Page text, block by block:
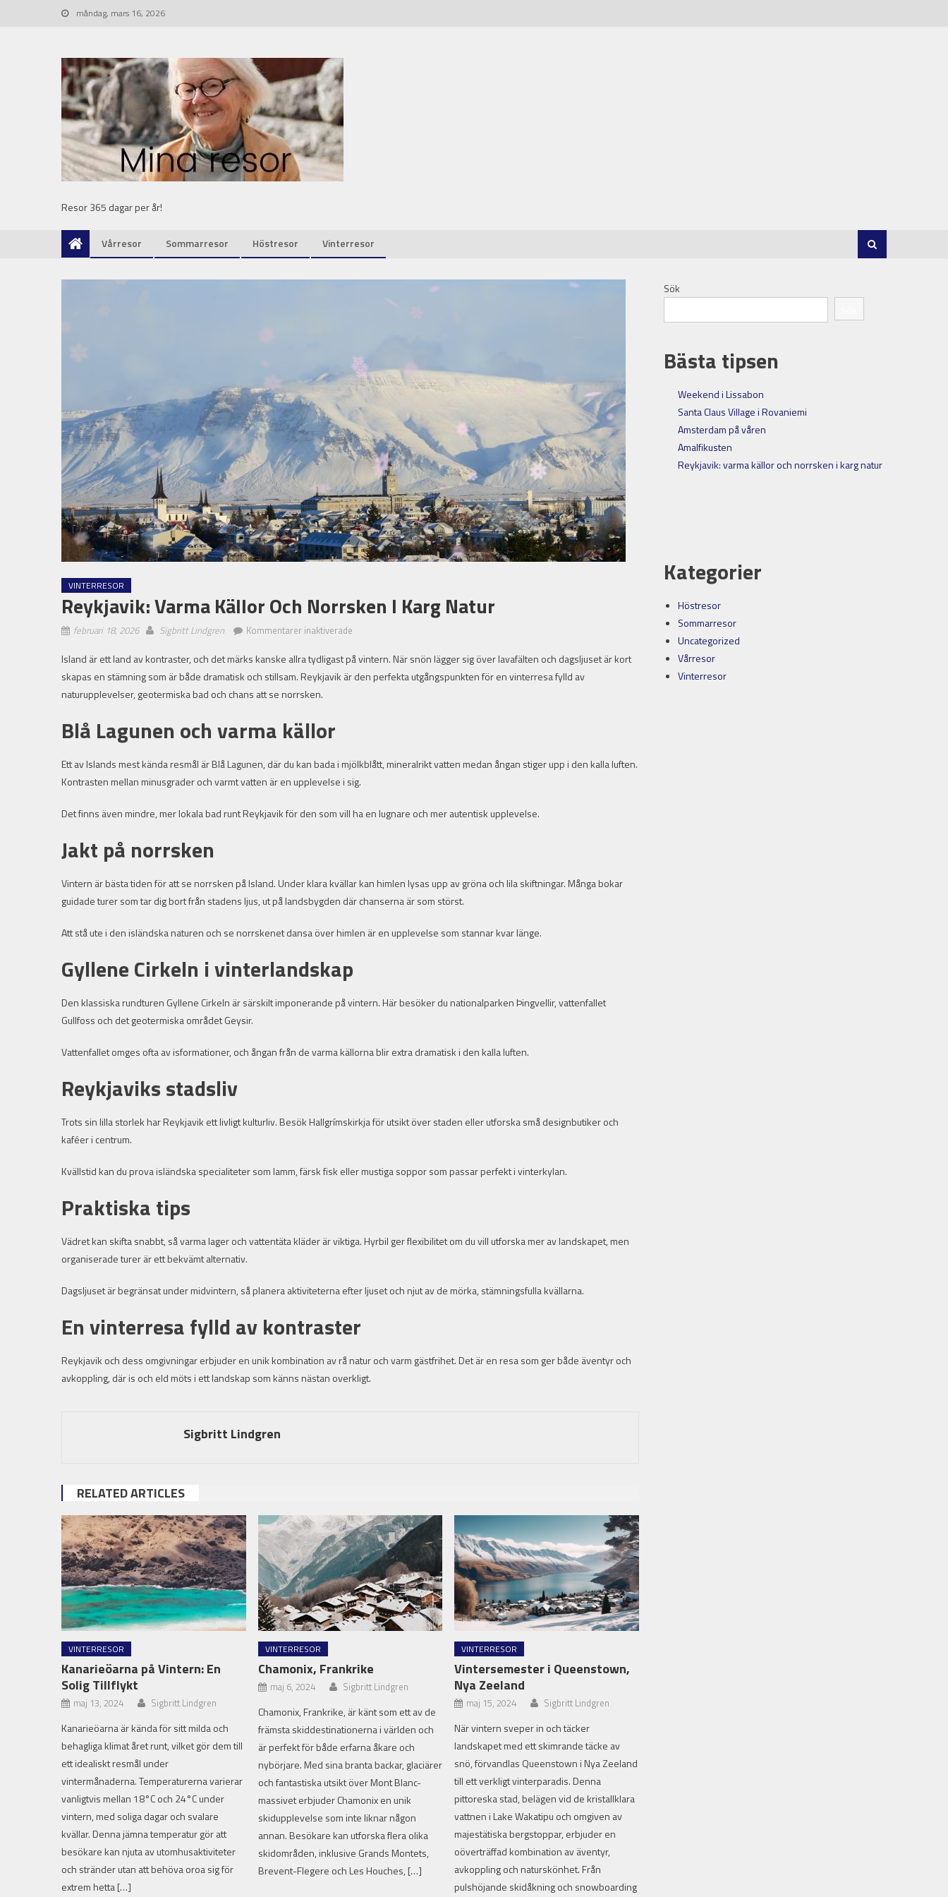
måndag, mars 16, 2026
Resor 365 dagar per år!
Vårresor Sommarresor Höstresor Vinterresor
VINTERRESOR
Reykjavik: Varma Källor Och Norrsken I Karg Natur
februari 18, 2026 Sigbritt Lindgren Kommentarer inaktiverade
varma
källor
natur
Island är ett land av kontraster, och det märks kanske allra tydligast på vintern. När snön lägger sig över lavafälten och dagsljuset är kort
skapas en stämning som är både dramatisk och stillsam. Reykjavik är den perfekta utgångspunkten för en vinterresa fylld av
naturupplevelser, geotermiska bad och chans att se norrsken.
Blå Lagunen och varma källor
Ett av Islands mest kända resmål är Blå Lagunen, där du kan bada i mjölkblått, mineralrikt vatten medan ångan stiger upp i den kalla luften.
Kontrasten mellan minusgrader och varmt vatten är en upplevelse i sig.
Det finns även mindre, mer lokala bad runt Reykjavik för den som vill ha en lugnare och mer autentisk upplevelse.
Jakt på norrsken
Vintern är bästa tiden för att se norrsken på Island. Under klara kvällar kan himlen lysas upp av gröna och lila skiftningar. Många bokar
guidade turer som tar dig bort från stadens ljus, ut på landsbygden där chanserna är som störst.
Att stå ute i den isländska naturen och se norrskenet dansa över himlen är en upplevelse som stannar kvar länge.
Gyllene Cirkeln i vinterlandskap
Den klassiska rundturen Gyllene Cirkeln är särskilt imponerande på vintern. Här besöker du nationalparken Þingvellir, vattenfallet
Gullfoss och det geotermiska området Geysir.
Vattenfallet omges ofta av isformationer, och ångan från de varma källorna blir extra dramatisk i den kalla luften.
Reykjaviks stadsliv
Trots sin lilla storlek har Reykjavik ett livligt kulturliv. Besök Hallgrímskirkja för utsikt över staden eller utforska små designbutiker och
kaféer i centrum.
Kvällstid kan du prova isländska specialiteter som lamm, färsk fisk eller mustiga soppor som passar perfekt i vinterkylan.
Praktiska tips
Vädret kan skifta snabbt, så varma lager och vattentäta kläder är viktiga. Hyrbil ger flexibilitet om du vill utforska mer av landskapet, men
organiserade turer är ett bekvämt alternativ.
Dagsljuset är begränsat under midvintern, så planera aktiviteterna efter ljuset och njut av de mörka, stämningsfulla kvällarna.
En vinterresa fylld av kontraster
Reykjavik och dess omgivningar erbjuder en unik kombination av rå natur och varm gästfrihet. Det är en resa som ger både äventyr och
avkoppling, där is och eld möts i ett landskap som känns nästan overkligt.
Sigbritt Lindgren
RELATED ARTICLES
VINTERRESOR
Kanarieöarna på Vintern: En
Solig Tillflykt
maj 13, 2024 Sigbritt Lindgren
Kanarieöarna är kända för sitt milda och
behagliga klimat året runt, vilket gör dem till
ett idealiskt resmål under
vintermånaderna. Temperaturerna varierar
vanligtvis mellan 18°C och 24°C under
vintern, med soliga dagar och svalare
kvällar. Denna jämna temperatur gör att
besökare kan njuta av utomhusaktiviteter
och stränder utan att behöva oroa sig för
extrem hetta […]
VINTERRESOR
Chamonix, Frankrike
maj 6, 2024 Sigbritt Lindgren
Chamonix, Frankrike, är känt som ett av de
främsta skiddestinationerna i världen och
är perfekt för både erfarna åkare och
nybörjare. Med sina branta backar, glaciärer
och fantastiska utsikt över Mont Blanc-
massivet erbjuder Chamonix en unik
skidupplevelse som inte liknar någon
annan. Besökare kan utforska flera olika
skidområden, inklusive Grands Montets,
Brevent-Flegere och Les Houches, […]
VINTERRESOR
Vintersemester i Queenstown,
Nya Zeeland
maj 15, 2024 Sigbritt Lindgren
När vintern sveper in och täcker
landskapet med ett skimrande täcke av
snö, förvandlas Queenstown i Nya Zeeland
till ett verkligt vinterparadis. Denna
pittoreska stad, belägen vid de kristallklara
vattnen i Lake Wakatipu och omgiven av
majestätiska bergstoppar, erbjuder en
oöverträffad kombination av äventyr,
avkoppling och naturskönhet. Från
pulshöjande skidåkning och snowboarding
Sök
Bästa tipsen
Weekend i Lissabon
Santa Claus Village i Rovaniemi
Amsterdam på våren
Amalfikusten
Reykjavik: varma källor och norrsken i karg natur
Kategorier
Höstresor
Sommarresor
Uncategorized
Vårresor
Vinterresor